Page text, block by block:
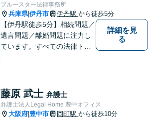
ブルースター法律事務所
兵庫県|伊丹市 伊丹駅 から徒歩5分
【伊丹駅徒歩5分】相続問題／
遺言問題／離婚問題に注力し
ています。すべての法律トラ
様と信頼関係を築いて紛争解
決し、解決後の人生を幸せに
過ごして頂きたいと願いを込
詳細を見
る
藤原 武士 弁護士
弁護士法人Legal Home 豊中オフィス
大阪府 豊中市 岡町駅 から徒歩10分